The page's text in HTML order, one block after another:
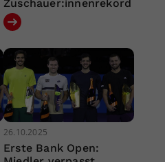
Zuschauer:innenrekord
26.10.2025
Erste Bank Open: